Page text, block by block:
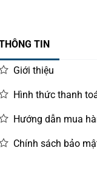
TIN
Giới thiệu
Hình thức thanh
Hướng dẫn mua
Chính sách bảo